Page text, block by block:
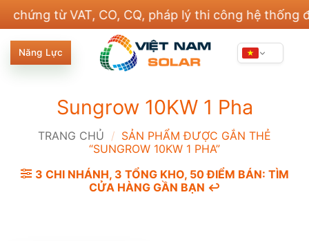
nội
dung
từ VAT, CO, CQ, pháp lý thi công hệ thống điện
Năng Lực
Sungrow 10KW 1 Pha
TRANG CHỦ / SẢN PHẨM ĐƯỢC GẮN THẺ
“SUNGROW 10KW 1 PHA”
3 CHI NHÁNH, 3 TỔNG KHO, 50 ĐIỂM BÁN: TÌM
CỬA HÀNG GẦN BẠN ↩️